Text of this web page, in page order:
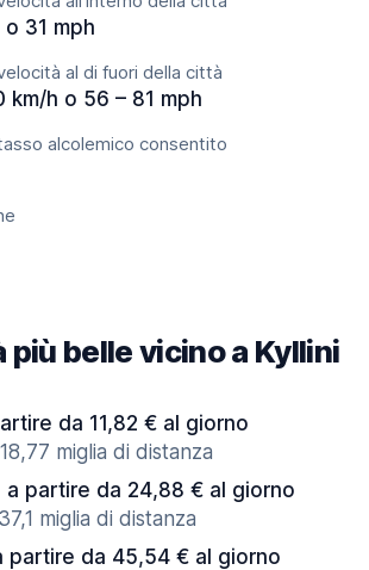
31 mph
al di fuori della città
km/h o 56 – 81 mph
alcolemico consentito
più belle vicino a Kyllini
da 11,82 € al giorno
miglia di distanza
a partire da 24,88 € al giorno
miglia di distanza
partire da 45,54 € al giorno